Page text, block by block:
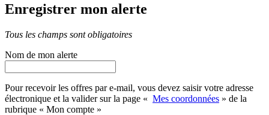
Enregistrer mon alerte
Tous les champs sont obligatoires
Nom de mon alerte
Pour recevoir les offres par e-mail, vous devez saisir votre adresse
électronique et la valider sur la page « Mes coordonnées » de la
rubrique « Mon compte »